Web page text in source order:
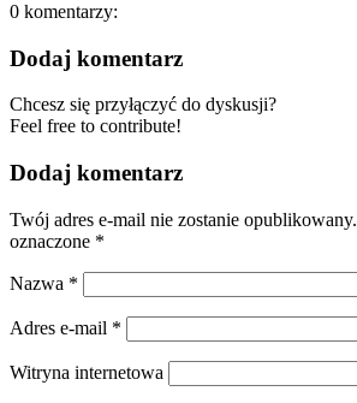
0 komentarzy:
Dodaj komentarz
Chcesz się przyłączyć do dyskusji?
Feel free to contribute!
Dodaj komentarz
Twój adres e-mail nie zostanie opublikowany.
oznaczone *
Nazwa *
Adres e-mail *
Witryna internetowa